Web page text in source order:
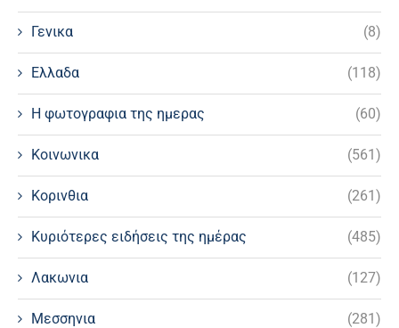
Γενικα (8)
Ελλαδα (118)
Η φωτογραφια της ημερας (60)
Κοινωνικα (561)
Κορινθια (261)
Κυριότερες ειδήσεις της ημέρας (485)
Λακωνια (127)
Μεσσηνια (281)